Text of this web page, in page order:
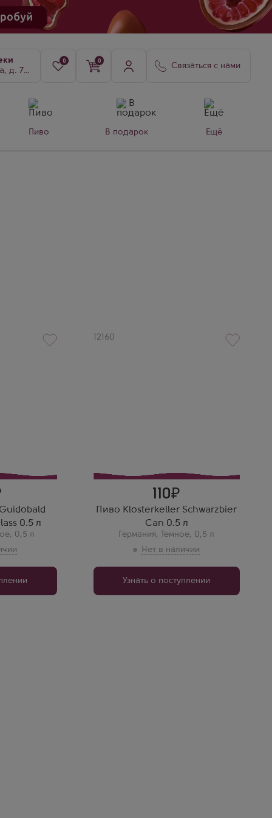
к. 3
0 0
Связаться с нами
Пиво В подарок Ещё
0.5 л
, 0,5 л
Артикул
12160
110
Пиво Klosterkeller Schwarzbier
Can 0.5 л
Германия, Темное, 0,5 л
Узнать о поступлении